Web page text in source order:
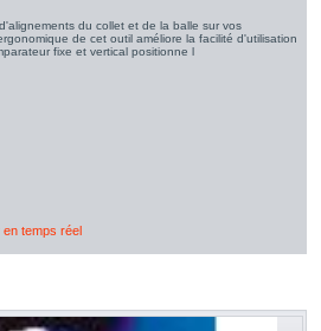
du collet et de la balle sur vos
de cet outil améliore la facilité d'utilisation
fixe et vertical positionne l
temps réel